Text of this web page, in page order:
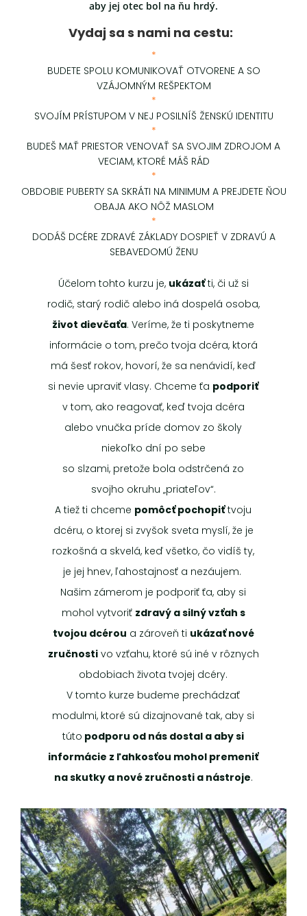
aby jej otec bol na ňu hrdý.
Vydaj sa s nami na cestu:
*
BUDETE SPOLU KOMUNIKOVAŤ OTVORENE A SO
VZÁJOMNÝM REŠPEKTOM
*
SVOJÍM PRÍSTUPOM V NEJ POSILNÍŠ ŽENSKÚ IDENTITU
*
BUDEŠ MAŤ PRIESTOR VENOVAŤ SA SVOJIM ZDROJOM A
VECIAM, KTORÉ MÁŠ RÁD
*
OBDOBIE PUBERTY SA SKRÁTI NA MINIMUM A PREJDETE ŇOU
OBAJA AKO NÔŽ MASLOM
*
DODÁŠ DCÉRE ZDRAVÉ ZÁKLADY DOSPIEŤ V ZDRAVÚ A
SEBAVEDOMÚ ŽENU
Účelom tohto kurzu je, ukázaťti, či už si
rodič, starý rodič alebo iná dospelá osoba,
život dievčaťa. Veríme, že ti poskytneme
informácie o tom, prečo tvoja dcéra, ktorá
má šesť rokov, hovorí, že sa nenávidí, keď
si nevie upraviť vlasy. Chceme ťa podporiť
v tom, ako reagovať, keď tvoja dcéra
alebo vnučka príde domov zo školy
niekoľko dní po sebe
so slzami, pretože bola odstrčená zo
svojho okruhu „priateľov“.
A tiež ti chceme pomôcť pochopiťtvoju
dcéru, o ktorej si zvyšok sveta myslí, že je
rozkošná a skvelá, keď všetko, čo vidíš ty,
je jej hnev, ľahostajnosť a nezáujem.
Našim zámerom je podporiť ťa, aby si
mohol vytvoriť zdravý a silný vzťah s
tvojou dcérou a zároveň ti ukázať nové
zručnostivo vzťahu, ktoré sú iné v rôznych
obdobiach života tvojej dcéry.
V tomto kurze budeme prechádzať
modulmi, ktoré sú dizajnované tak, aby si
túto podporu od nás dostal a aby si
informácie z ľahkosťou mohol premeniť
na skutky a nové zručnosti a nástroje.